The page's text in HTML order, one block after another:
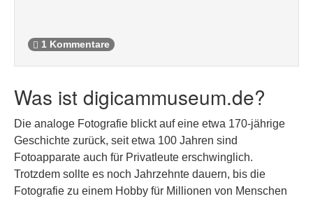
1 Kommentare
Was ist digicammuseum.de?
Die analoge Fotografie blickt auf eine etwa 170-jährige
Geschichte zurück, seit etwa 100 Jahren sind
Fotoapparate auch für Privatleute erschwinglich.
Trotzdem sollte es noch Jahrzehnte dauern, bis die
Fotografie zu einem Hobby für Millionen von Menschen